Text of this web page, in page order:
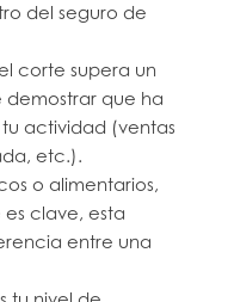
del seguro de
corte supera un
demostrar que ha
actividad (ventas
etc.).
o alimentarios,
clave, esta
entre una